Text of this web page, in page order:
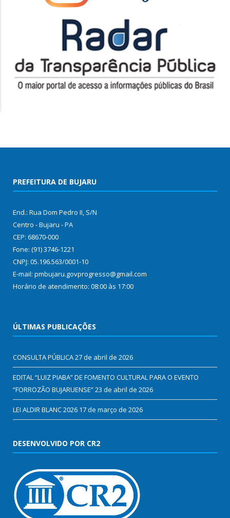
PREFEITURA DE BUJARU
End.: Rua Dom Pedro II, S/N
Centro - Bujaru - PA
CEP: 68670-000
Fone: (91) 3746-1221
CNPJ: 05.196.563/0001-10
E-mail: pmbujaru.govprogresso@gmail.com
Horário de atendimento: 08:00 às 17:00
ÚLTIMAS PUBLICAÇÕES
CONSULTA PÚBLICA27 de abril de 2026
EDITAL “LUIZ PIABA” DE FOMENTO CULTURAL PARA O EVENTO
“FORROZÃO BUJARUENSE”23 de abril de 2026
LEI ALDIR BLANC 2026 17 de março de 2026
DESENVOLVIDO POR CR2